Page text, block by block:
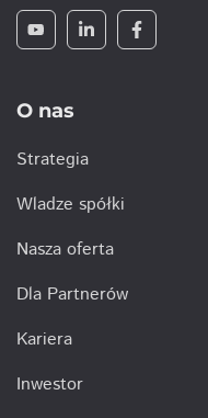
O nas
Strategia
Wladze spółki
Nasza oferta
Dla Partnerów
Kariera
Inwestor